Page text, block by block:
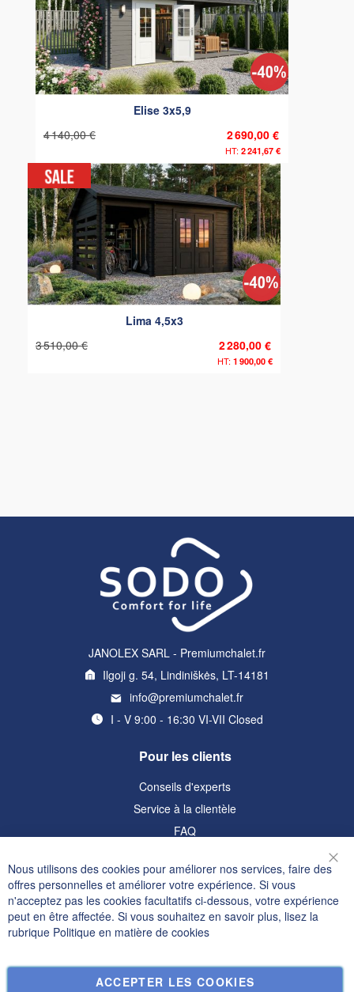
Elise 3x5,9
2 690,00 €
2 241,67 €
4 140,00 €
Lima 4,5x3
2 280,00 €
1 900,00 €
3 510,00 €
JANOLEX SARL - Premiumchalet.fr
Ilgoji g. 54, Lindiniškės, LT-14181
info@premiumchalet.fr
I - V 9:00 - 16:30 VI-VII Closed
Pour les clients
Conseils d'experts
Service à la clientèle
FAQ
Informations
Politique de confidentialité et cookies
Termes de recherche
Commandes et retours
Nous contacter
Nous utilisons des cookies pour améliorer nos services, faire des
offres personnelles et améliorer votre expérience. Si vous
n'acceptez pas les cookies facultatifs ci-dessous, votre expérience
peut en être affectée. Si vous souhaitez en savoir plus, lisez la
rubrique Politique en matière de cookies
ACCEPTER LES COOKIES